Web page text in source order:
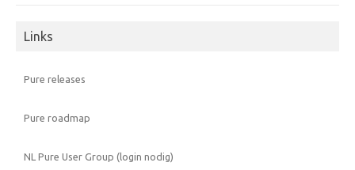
Links
Pure releases
Pure roadmap
NL Pure User Group (login nodig)